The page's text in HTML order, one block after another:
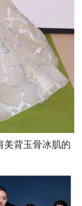
美背玉骨冰肌的